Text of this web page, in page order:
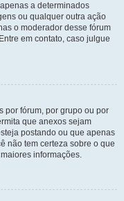
a determinados
ou qualquer outra ação
o moderador desse fórum
em contato, caso julgue
por fórum, por grupo ou por
que anexos sejam
postando ou que apenas
não tem certeza sobre o que
informações.